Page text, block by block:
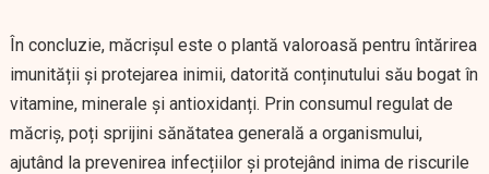
În concluzie, măcrișul este o plantă valoroasă pentru întărirea
imunității și protejarea inimii, datorită conținutului său bogat în
vitamine, minerale și antioxidanți. Prin consumul regulat de
măcriș, poți sprijini sănătatea generală a organismului,
ajutând la prevenirea infecțiilor și protejând inima de riscurile